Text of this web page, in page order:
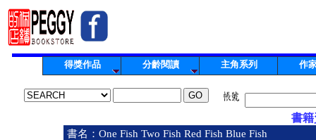
書籍
書名：One Fish Two Fish Red Fish Blue Fish
得獎作品 分齡閱讀 主角系列 作